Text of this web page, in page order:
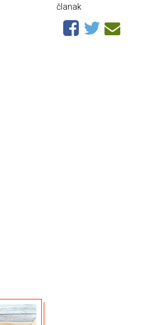
članak